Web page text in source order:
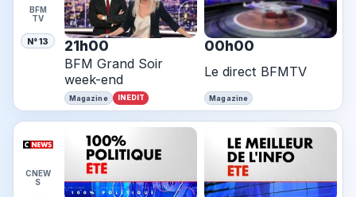
BFM
TV
N° 13 21h00
BFM Grand Soir
week-end
Magazine INEDIT
00h00
Le direct BFMTV
Magazine
CNEW
S